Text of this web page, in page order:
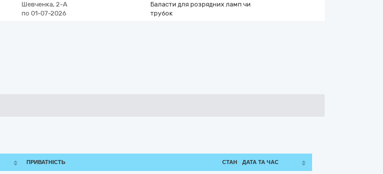
Шевченка, 2-А
по 01-07-2026
Баласти для розрядних ламп чи
трубок
ПРИВАТНІСТЬ СТАН ДАТА ТА ЧАС